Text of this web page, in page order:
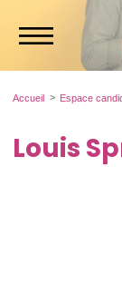
Accueil Espace
Louis